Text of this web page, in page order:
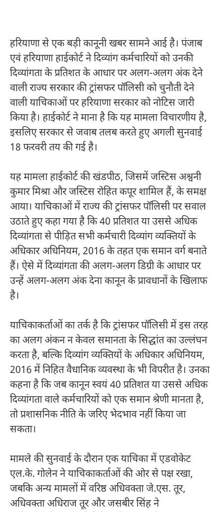
हरियाणा से एक बड़ी कानूनी खबर सामने आई है। पंजाब
एवं हरियाणा हाईकोर्ट ने दिव्यांग कर्मचारियों को उनकी
दिव्यांगता के प्रतिशत के आधार पर अलग-अलग अंक देने
वाली राज्य सरकार की ट्रांसफर पॉलिसी को चुनौती देने
वाली याचिकाओं पर हरियाणा सरकार को नोटिस जारी
किया है। हाईकोर्ट ने माना है कि यह मामला विचारणीय है,
इसलिए सरकार से जवाब तलब करते हुए अगली सुनवाई
18 फरवरी तय की गई है।
यह मामला हाईकोर्ट की खंडपीठ, जिसमें जस्टिस अश्वनी
कुमार मिश्रा और जस्टिस रोहित कपूर शामिल हैं, के समक्ष
आया। याचिकाओं में राज्य की ट्रांसफर पॉलिसी पर सवाल
उठाते हुए कहा गया है कि 40 प्रतिशत या उससे अधिक
दिव्यांगता से पीड़ित सभी कर्मचारी दिव्यांग व्यक्तियों के
अधिकार अधिनियम, 2016 के तहत एक समान वर्ग बनाते
हैं। ऐसे में दिव्यांगता की अलग-अलग डिग्री के आधार पर
उन्हें अलग-अलग अंक देना कानून के प्रावधानों के खिलाफ
है।
याचिकाकर्ताओं का तर्क है कि ट्रांसफर पॉलिसी में इस तरह
का अलग अंकन न केवल समानता के सिद्धांत का उल्लंघन
करता है, बल्कि दिव्यांग व्यक्तियों के अधिकार अधिनियम,
2016 में निहित वैधानिक व्यवस्था के भी विपरीत है। उनका
कहना है कि जब कानून स्वयं 40 प्रतिशत या उससे अधिक
दिव्यांगता वाले कर्मचारियों को एक समान श्रेणी मानता है,
तो प्रशासनिक नीति के जरिए भेदभाव नहीं किया जा
सकता।
मामले की सुनवाई के दौरान एक याचिका में एडवोकेट
एल.के. गोलेन ने याचिकाकर्ताओं की ओर से पक्ष रखा,
जबकि अन्य मामलों में वरिष्ठ अधिवक्ता जे.एस. तूर,
अधिवक्ता अधिराज तूर और जसबीर सिंह ने